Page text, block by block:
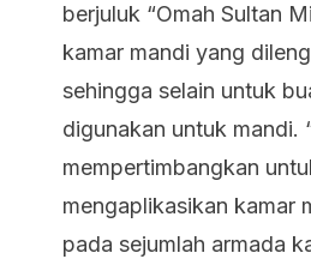
berjuluk “Omah Sultan
kamar mandi yang
sehingga selain untuk
digunakan untuk mandi.
mempertimbangkan
mengaplikasikan kamar
pada sejumlah armada